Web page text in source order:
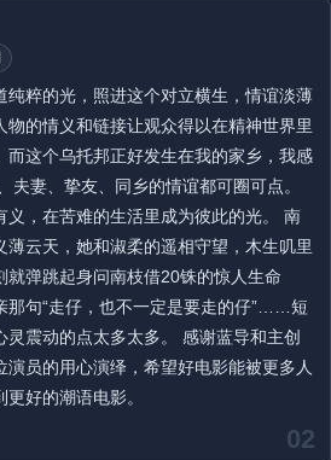
02
纯粹的光，照进这个对立横生，情谊淡薄
物的情义和链接让观众得以在精神世界里
而这个乌托邦正好发生在我的家乡，我感
夫妻、挚友、同乡的情谊都可圈可点。
义，在苦难的生活里成为彼此的光。 南
薄云天，她和淑柔的遥相守望，木生叽里
就弹跳起身问南枝借20铢的惊人生命
那句“走仔，也不一定是要走的仔”……短
灵震动的点太多太多。 感谢蓝导和主创
演员的用心演绎，希望好电影能被更多人
好的潮语电影。